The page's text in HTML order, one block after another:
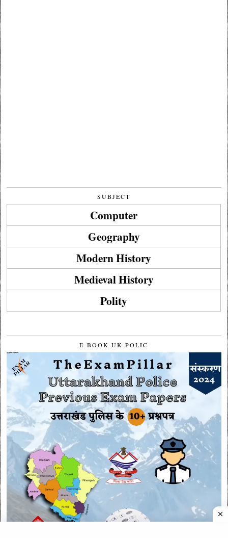
SUBJECT
Computer
Geography
Modern History
Medieval History
Polity
E-BOOK UK POLIC